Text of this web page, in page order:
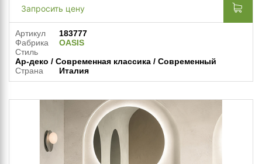
Запросить цену
Артикул
183777
Фабрика
OASIS
Стиль
Ар-деко / Современная классика / Современный
Страна
Италия